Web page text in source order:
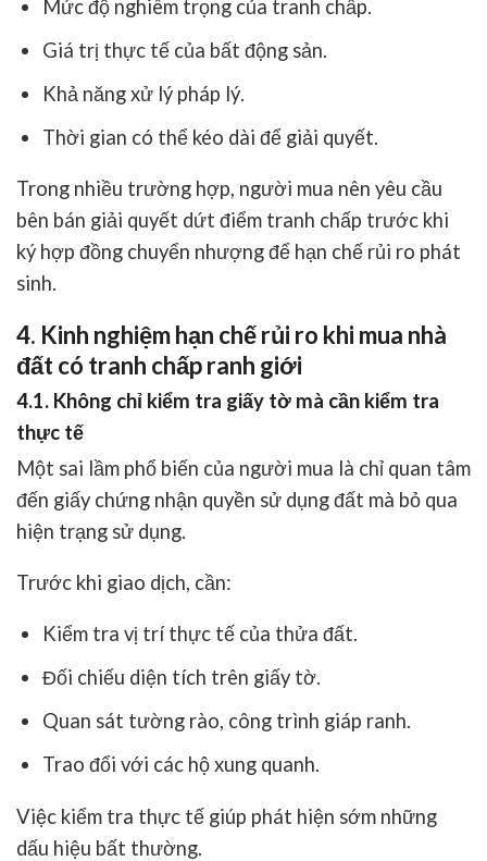
Mức độ nghiêm trọng của tranh chấp.
Giá trị thực tế của bất động sản.
Khả năng xử lý pháp lý.
Thời gian có thể kéo dài để giải quyết.
Trong nhiều trường hợp, người mua nên yêu cầu
bên bán giải quyết dứt điểm tranh chấp trước khi
ký hợp đồng chuyển nhượng để hạn chế rủi ro phát
sinh.
4. Kinh nghiệm hạn chế rủi ro khi mua nhà
đất có tranh chấp ranh giới
4.1. Không chỉ kiểm tra giấy tờ mà cần kiểm tra
thực tế
Một sai lầm phổ biến của người mua là chỉ quan tâm
đến giấy chứng nhận quyền sử dụng đất mà bỏ qua
hiện trạng sử dụng.
Trước khi giao dịch, cần:
Kiểm tra vị trí thực tế của thửa đất.
Đối chiếu diện tích trên giấy tờ.
Quan sát tường rào, công trình giáp ranh.
Trao đổi với các hộ xung quanh.
Việc kiểm tra thực tế giúp phát hiện sớm những
dấu hiệu bất thường.